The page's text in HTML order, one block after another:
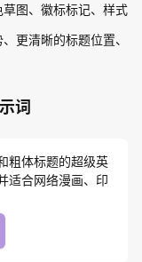
图、徽标标记、样式
更清晰的标题位置、
词
粗体标题的超级英
适合网络漫画、印